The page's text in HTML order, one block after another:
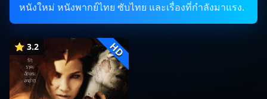
หนังใหม่ หนังพากย์ไทย ซับไทย และเรื่องที่กำลังมาแรง.
⭐ 3.2 HD